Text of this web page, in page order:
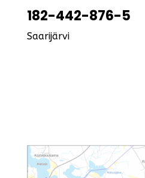
182-442-876-5
Saarijärvi